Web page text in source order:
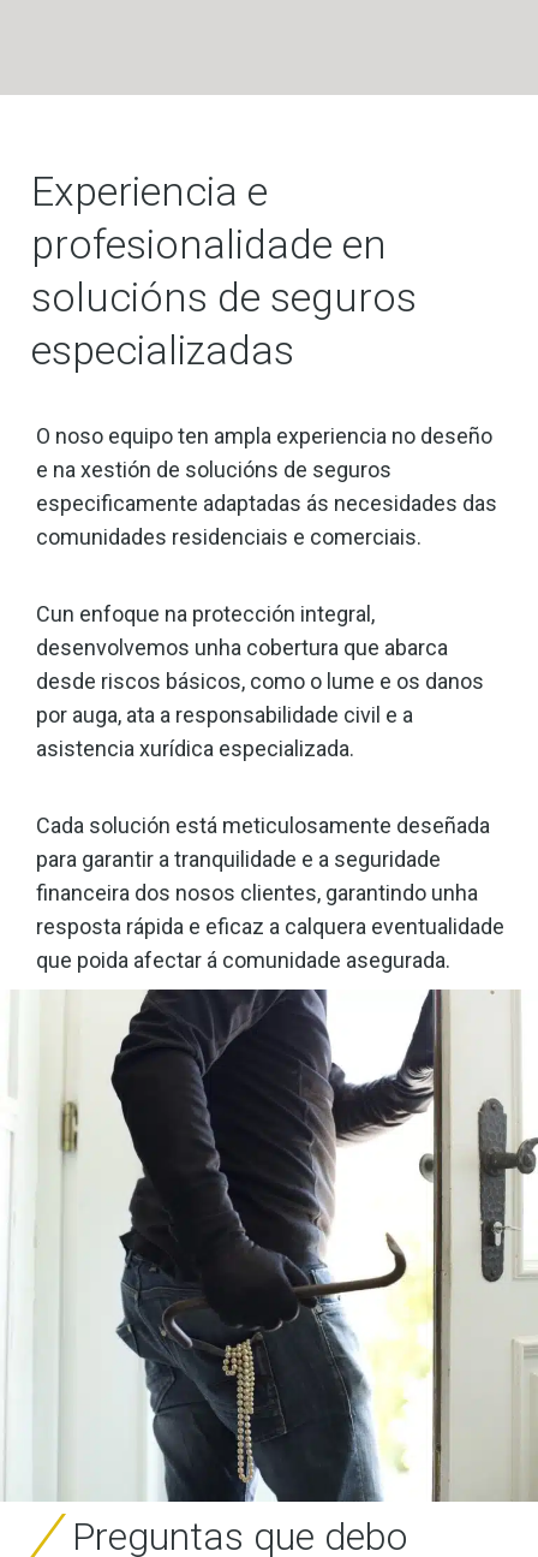
Experiencia e
profesionalidade en
solucións de seguros
especializadas
O noso equipo ten ampla experiencia no deseño
e na xestión de solucións de seguros
especificamente adaptadas ás necesidades das
comunidades residenciais e comerciais.
Cun enfoque na protección integral,
desenvolvemos unha cobertura que abarca
desde riscos básicos, como o lume e os danos
por auga, ata a responsabilidade civil e a
asistencia xurídica especializada.
Cada solución está meticulosamente deseñada
para garantir a tranquilidade e a seguridade
financeira dos nosos clientes, garantindo unha
resposta rápida e eficaz a calquera eventualidade
que poida afectar á comunidade asegurada.
Preguntas que debo